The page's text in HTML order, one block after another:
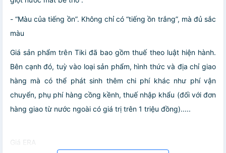
- “Màu của tiếng ồn”. Không chỉ có “tiếng ồn trắng”, mà đủ sắc
màu
Giá sản phẩm trên Tiki đã bao gồm thuế theo luật hiện hành.
Bên cạnh đó, tuỳ vào loại sản phẩm, hình thức và địa chỉ giao
hàng mà có thể phát sinh thêm chi phí khác như phí vận
chuyển, phụ phí hàng cồng kềnh, thuế nhập khẩu (đối với đơn
hàng giao từ nước ngoài có giá trị trên 1 triệu đồng).....
Giá ERA